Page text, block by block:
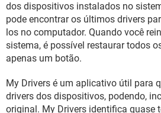
GUIA DE COMPRAS
dos dispositivos instalados no
pode encontrar os últimos drivers
los no computador. Quando você
sistema, é possível restaurar todos
apenas um botão.
My Drivers é um aplicativo útil para
drivers dos dispositivos, podendo,
original. My Drivers identifica quase